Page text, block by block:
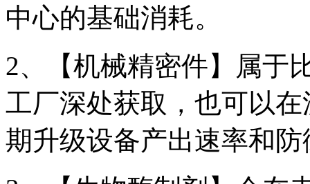
中心的基础消耗。
2、【机械精密件】属于
工厂深处获取，也可以
期升级设备产出速率和